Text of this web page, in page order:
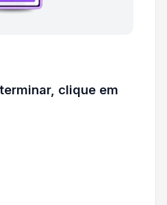
clique em